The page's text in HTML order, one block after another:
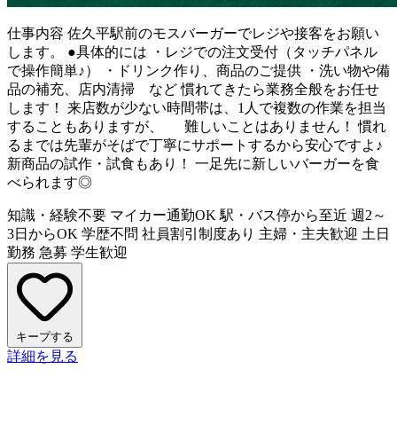
仕事内容 佐久平駅前のモスバーガーでレジや接客をお願い
します。 ●具体的には ・レジでの注文受付（タッチパネル
で操作簡単♪） ・ドリンク作り、商品のご提供 ・洗い物や備
品の補充、店内清掃 など 慣れてきたら業務全般をお任せ
します！ 来店数が少ない時間帯は、1人で複数の作業を担当
することもありますが、 難しいことはありません！ 慣れ
るまでは先輩がそばで丁寧にサポートするから安心ですよ♪
新商品の試作・試食もあり！ 一足先に新しいバーガーを食
べられます◎
知識・経験不要 マイカー通勤OK 駅・バス停から至近 週2～
3日からOK 学歴不問 社員割引制度あり 主婦・主夫歓迎 土日
勤務 急募 学生歓迎
キープする
詳細を見る